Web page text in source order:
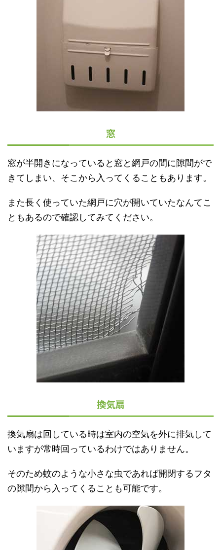
窓
窓が半開きになっていると窓と網戸の間に隙間がで
きてしまい、そこから入ってくることもあります。
また長く使っていた網戸に穴が開いていたなんてこ
ともあるので確認してみてください。
換気扇
換気扇は回している時は室内の空気を外に排気して
いますが常時回っているわけではありません。
そのため蚊のような小さな虫であれば開閉するフタ
の隙間から入ってくることも可能です。